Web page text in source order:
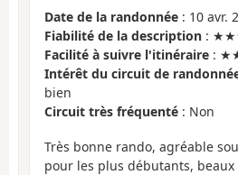
Date de la randonnée : 10 avr.
Fiabilité de la description :
Facilité à suivre l'itinéraire :
Intérêt du circuit de
bien
Circuit très fréquenté : Non
Très bonne rando, agréable
pour les plus débutants, beaux